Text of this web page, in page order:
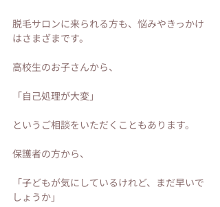
脱毛サロンに来られる方も、悩みやきっかけ
はさまざまです。
高校生のお子さんから、
「自己処理が大変」
というご相談をいただくこともあります。
保護者の方から、
「子どもが気にしているけれど、まだ早いで
しょうか」